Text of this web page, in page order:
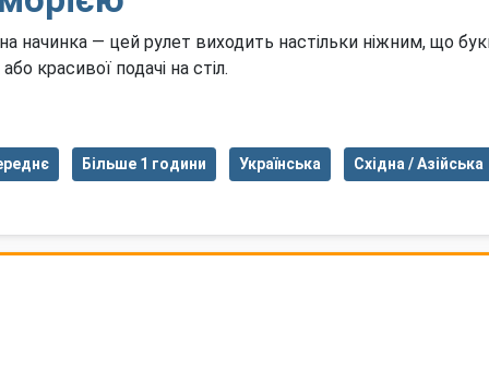
начинка — цей рулет виходить настільки ніжним, що
красивої подачі на стіл.
Більше 1 години Українська Східна / Азійська